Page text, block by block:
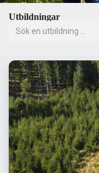
Utbildningar